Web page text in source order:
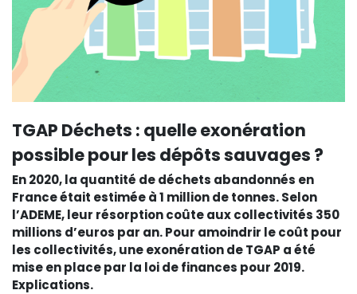
TGAP Déchets : quelle exonération
possible pour les dépôts sauvages ?
En 2020, la quantité de déchets abandonnés en
France était estimée à 1 million de tonnes. Selon
l’ADEME, leur résorption coûte aux collectivités 350
millions d’euros par an. Pour amoindrir le coût pour
les collectivités, une exonération de TGAP a été
mise en place par la loi de finances pour 2019.
Explications.